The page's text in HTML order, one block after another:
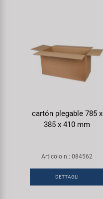
cartón plegable 785 x
385 x 410 mm
Articolo n.: 084562
DETTAGLI